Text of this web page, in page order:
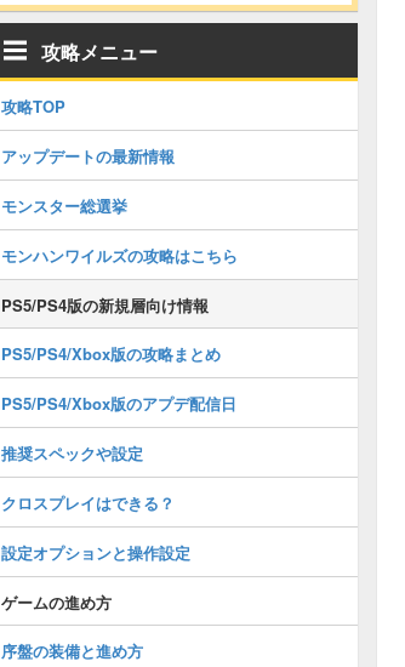
攻略メニュー
攻略TOP
アップデートの最新情報
モンスター総選挙
モンハンワイルズの攻略はこちら
PS5/PS4版の新規層向け情報
PS5/PS4/Xbox版の攻略まとめ
PS5/PS4/Xbox版のアプデ配信日
推奨スペックや設定
クロスプレイはできる？
設定オプションと操作設定
ゲームの進め方
序盤の装備と進め方